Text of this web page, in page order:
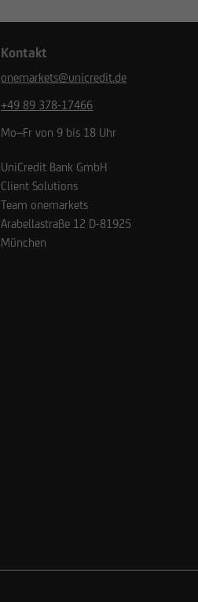
Kontakt
onemarkets@unicredit.de
+49 89 378-17466
Mo–Fr von 9 bis 18 Uhr
UniCredit Bank GmbH
Client Solutions
Team onemarkets
Arabellastraße 12 D-81925
München